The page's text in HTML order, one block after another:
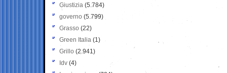
Giustizia (5.784)
governo (5.799)
Grasso (22)
Green Italia (1)
Grillo (2.941)
Idv (4)